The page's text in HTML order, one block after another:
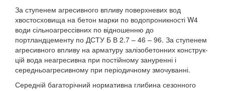
За ступенем агресивного впливу поверхневих вод
хвостосховища на бетон марки по водопроникності W4
води сільноагрессівних по відношенню до
портландцементу по ДСТУ Б В 2.7 – 46 – 96. За ступенем
агресивного впливу на арматуру залізобетонних конструк-
цій вода неагресивна при постійному зануренні і
середньоагресивному при періодичному змочуванні.
Середній багаторічний нормативна глибина сезонного